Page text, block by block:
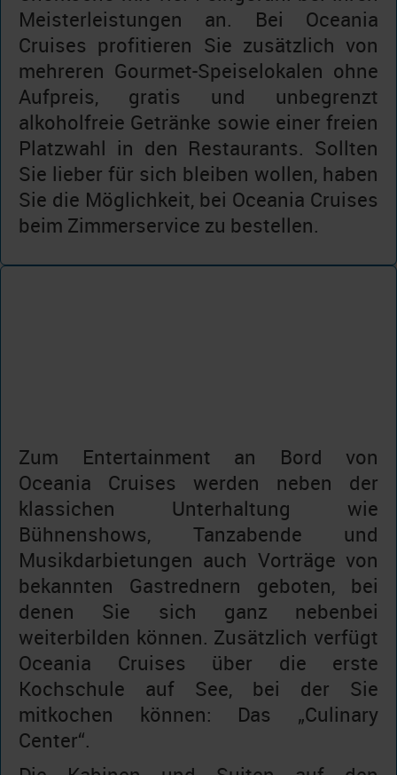
Meisterleistungen an. Bei Oceania
Cruises profitieren Sie zusätzlich von
mehreren Gourmet-Speiselokalen ohne
Aufpreis, gratis und unbegrenzt
alkoholfreie Getränke sowie einer freien
Platzwahl in den Restaurants. Sollten
Sie lieber für sich bleiben wollen, haben
Sie die Möglichkeit, bei Oceania Cruises
beim Zimmerservice zu bestellen.
Zum Entertainment an Bord von
Oceania Cruises werden neben der
klassichen Unterhaltung wie
Bühnenshows, Tanzabende und
Musikdarbietungen auch Vorträge von
bekannten Gastrednern geboten, bei
denen Sie sich ganz nebenbei
weiterbilden können. Zusätzlich verfügt
Oceania Cruises über die erste
Kochschule auf See, bei der Sie
mitkochen können: Das „Culinary
Center“.